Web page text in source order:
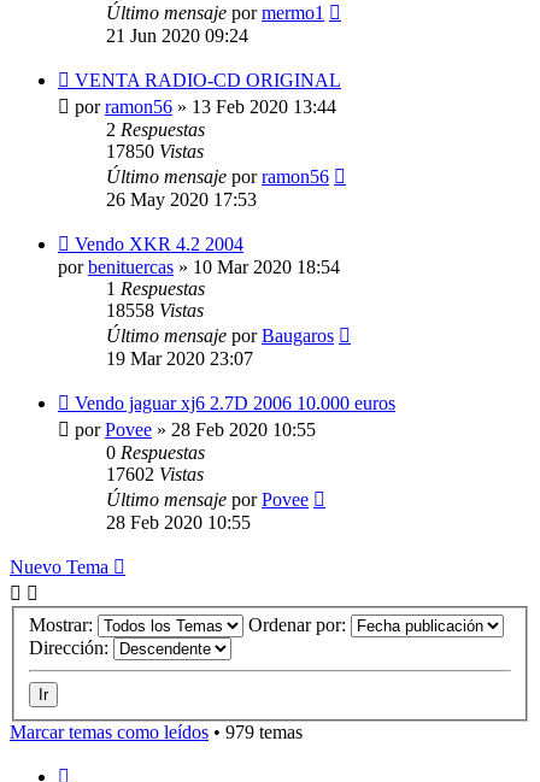
Último mensaje pormermo1
21 Jun 2020 09:24
VENTA RADIO-CD ORIGINAL
porramon56 » 13 Feb 2020 13:44
2 Respuestas
17850 Vistas
Último mensaje porramon56
26 May 2020 17:53
Vendo XKR 4.2 2004
porbenituercas » 10 Mar 2020 18:54
1 Respuestas
18558 Vistas
Último mensaje porBaugaros
19 Mar 2020 23:07
Vendo jaguar xj6 2.7D 2006 10.000 euros
porPovee » 28 Feb 2020 10:55
0 Respuestas
17602 Vistas
Último mensaje porPovee
28 Feb 2020 10:55
Nuevo Tema
Mostrar:
Ordenar por:
Dirección:
Marcar temas como leídos • 979 temas